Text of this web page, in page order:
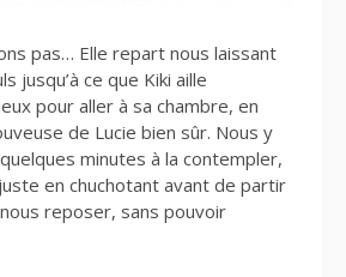
pas… Elle repart nous laissant
jusqu’à ce que Kiki aille
pour aller à sa chambre, en
de Lucie bien sûr. Nous y
minutes à la contempler,
en chuchotant avant de partir
reposer, sans pouvoir